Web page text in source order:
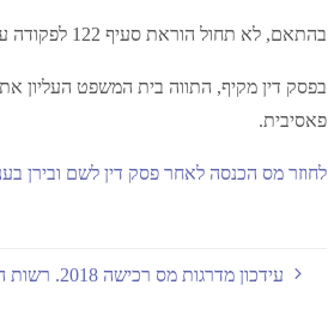
בהתאם, לא תחול הוראת סעיף 122 לפקודה על ההכנסות מדמי השכירות שהפיקו.
בפסק דין מקיף, התווה בית המשפט העליון
פאסיבית.
לחוזר מס הכנסה לאחר פסק דין לשם ובירן
עידכון מדרגות מס רכישה 2018. רשות המסים פרסמה את עידכון מדרגות מס הרכישה בהתאם לעליית המדד